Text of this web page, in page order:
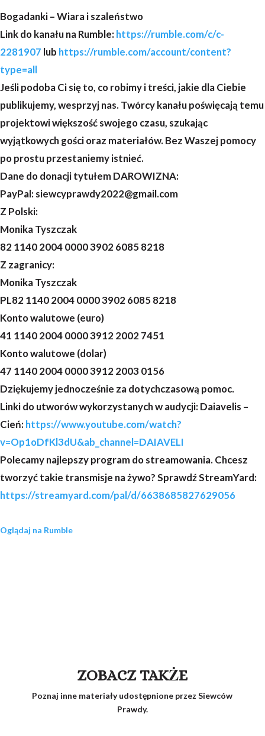
Bogadanki – Wiara i szaleństwo
Link do kanału na Rumble: https://rumble.com/c/c-
2281907 lub https://rumble.com/account/content?
type=all
Jeśli podoba Ci się to, co robimy i treści, jakie dla Ciebie
publikujemy, wesprzyj nas. Twórcy kanału poświęcają temu
projektowi większość swojego czasu, szukając
wyjątkowych gości oraz materiałów. Bez Waszej pomocy
po prostu przestaniemy istnieć.
Dane do donacji tytułem DAROWIZNA:
PayPal: siewcyprawdy2022@gmail.com
Z Polski:
Monika Tyszczak
82 1140 2004 0000 3902 6085 8218
Z zagranicy:
Monika Tyszczak
PL82 1140 2004 0000 3902 6085 8218
Konto walutowe (euro)
41 1140 2004 0000 3912 2002 7451
Konto walutowe (dolar)
47 1140 2004 0000 3912 2003 0156
Dziękujemy jednocześnie za dotychczasową pomoc.
Linki do utworów wykorzystanych w audycji: Daiavelis –
Cień: https://www.youtube.com/watch?
v=Op1oDfKl3dU&ab_channel=DAIAVELI
Polecamy najlepszy program do streamowania. Chcesz
tworzyć takie transmisje na żywo? Sprawdź StreamYard:
https://streamyard.com/pal/d/6638685827629056
Oglądaj na Rumble
ZOBACZ TAKŻE
Poznaj inne materiały udostępnione przez Siewców
Prawdy.